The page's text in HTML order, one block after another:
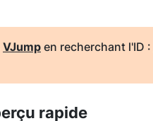
VJump en recherchant l'ID :
rapide